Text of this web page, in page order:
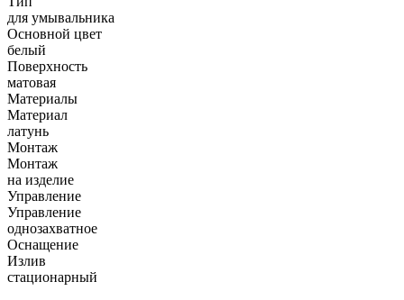
для умывальника
Основной цвет
белый
Поверхность
матовая
Материалы
Материал
латунь
Монтаж
Монтаж
на изделие
Управление
Управление
однозахватное
Оснащение
Излив
стационарный